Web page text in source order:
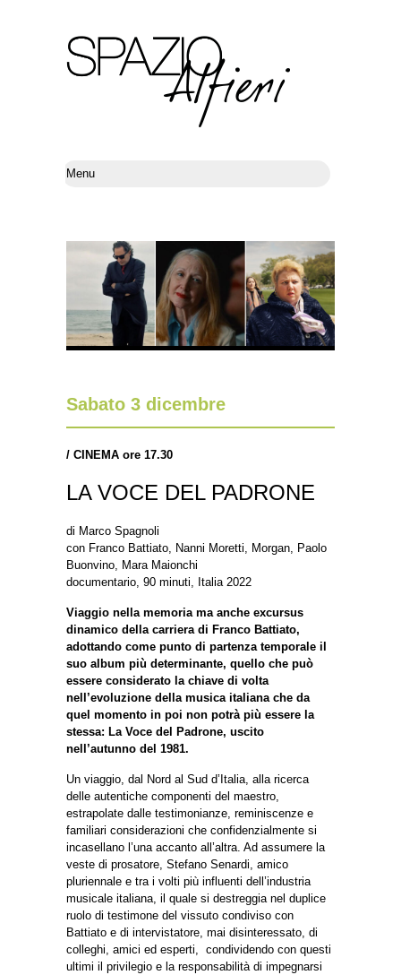
Sabato 3 dicembre
/ CINEMA ore 17.30
LA VOCE DEL PADRONE
di Marco Spagnoli
con Franco Battiato, Nanni Moretti, Morgan, Paolo
Buonvino, Mara Maionchi
documentario, 90 minuti, Italia 2022
Viaggio nella memoria ma anche excursus
dinamico della carriera di Franco Battiato,
adottando come punto di partenza temporale il
suo album più determinante, quello che può
essere considerato la chiave di volta
nell’evoluzione della musica italiana che da
quel momento in poi non potrà più essere la
stessa: La Voce del Padrone, uscito
nell’autunno del 1981.
Un viaggio, dal Nord al Sud d’Italia, alla ricerca
delle autentiche componenti del maestro,
estrapolate dalle testimonianze, reminiscenze e
familiari considerazioni che confidenzialmente si
incasellano l’una accanto all’altra. Ad assumere la
veste di prosatore, Stefano Senardi, amico
pluriennale e tra i volti più influenti dell’industria
musicale italiana, il quale si destreggia nel duplice
ruolo di testimone del vissuto condiviso con
Battiato e di intervistatore, mai disinteressato, di
colleghi, amici ed esperti, condividendo con questi
ultimi il privilegio e la responsabilità di impegnarsi